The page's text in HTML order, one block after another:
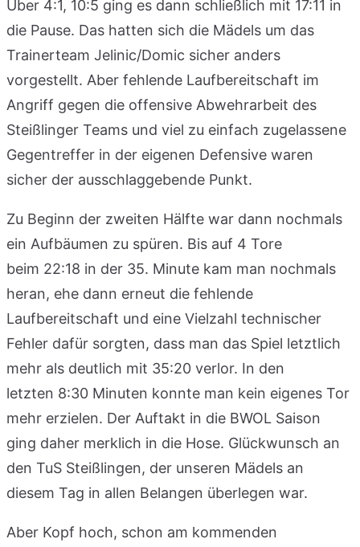
Über 4:1, 10:5 ging es dann schließlich mit 17:11 in
die Pause. Das hatten sich die Mädels um das
Trainerteam Jelinic/Domic sicher anders
vorgestellt. Aber fehlende Laufbereitschaft im
Angriff gegen die offensive Abwehrarbeit des
Steißlinger Teams und viel zu einfach zugelassene
Gegentreffer in der eigenen Defensive waren
sicher der ausschlaggebende Punkt.
Zu Beginn der zweiten Hälfte war dann nochmals
ein Aufbäumen zu spüren. Bis auf 4 Tore
beim 22:18 in der 35. Minute kam man nochmals
heran, ehe dann erneut die fehlende
Laufbereitschaft und eine Vielzahl technischer
Fehler dafür sorgten, dass man das Spiel letztlich
mehr als deutlich mit 35:20 verlor. In den
letzten 8:30 Minuten konnte man kein eigenes Tor
mehr erzielen. Der Auftakt in die BWOL Saison
ging daher merklich in die Hose. Glückwunsch an
den TuS Steißlingen, der unseren Mädels an
diesem Tag in allen Belangen überlegen war.
Aber Kopf hoch, schon am kommenden